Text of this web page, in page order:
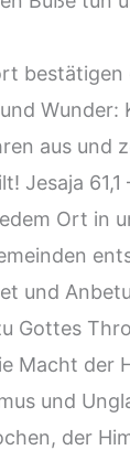
bestätigen
Wunder:
aus und
Jesaja 61,1
Ort in
und
Gottes
Macht der
und
der